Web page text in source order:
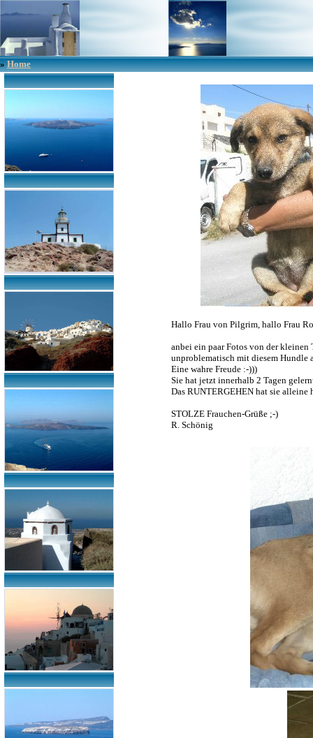
»Home
Hallo Frau von Pilgrim, hallo Frau
anbei ein paar Fotos von der kleinen
unproblematisch mit diesem Hundle
Eine wahre Freude :-)))
Sie hat jetzt innerhalb 2 Tagen
Das RUNTERGEHEN hat sie alleine
STOLZE Frauchen-Grüße ;-)
R. Schönig